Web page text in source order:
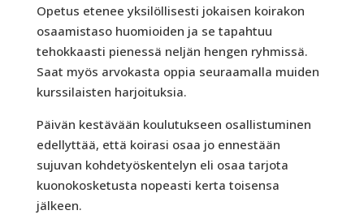
Opetus etenee yksilöllisesti jokaisen koirakon
osaamistaso huomioiden ja se tapahtuu
tehokkaasti pienessä neljän hengen ryhmissä.
Saat myös arvokasta oppia seuraamalla muiden
kurssilaisten harjoituksia.
Päivän kestävään koulutukseen osallistuminen
edellyttää, että koirasi osaa jo ennestään
sujuvan kohdetyöskentelyn eli osaa tarjota
kuonokosketusta nopeasti kerta toisensa
jälkeen.